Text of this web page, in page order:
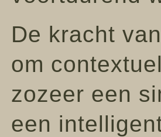
De kracht
om
zozeer een
een